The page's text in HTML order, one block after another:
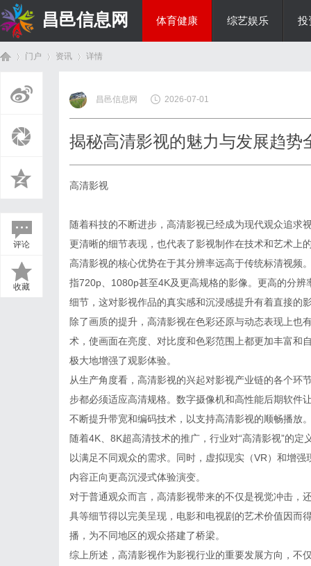
昌邑信息网 体育健康 综艺娱乐 投
门户 资讯
›
详情
评论
收藏
昌邑信息网 2026-07-01
揭秘高清影视的魅力与发展趋势
高清影视
随着科技的不断进步，高清影视已经成为现代观众追求
更清晰的细节表现，也代表了影视制作在技术和艺术上
高清影视的核心优势在于其分辨率远高于传统标清视频
指720p、1080p甚至4K及更高规格的影像。更高的分
细节，这对影视作品的真实感和沉浸感提升有着直接的
除了画质的提升，高清影视在色彩还原与动态表现上也
术，使画面在亮度、对比度和色彩范围上都更加丰富和
极大地增强了观影体验。
从生产角度看，高清影视的兴起对影视产业链的各个环
步都必须适应高清规格。数字摄像机和高性能后期软件
不断提升带宽和编码技术，以支持高清影视的顺畅播放
随着4K、8K超高清技术的推广，行业对“高清影视”的
以满足不同观众的需求。同时，虚拟现实（VR）和增
内容正向更高沉浸式体验演变。
对于普通观众而言，高清影视带来的不仅是视觉冲击，
具等细节得以完美呈现，电影和电视剧的艺术价值因而
播，为不同地区的观众搭建了桥梁。
综上所述，高清影视作为影视行业的重要发展方向，不